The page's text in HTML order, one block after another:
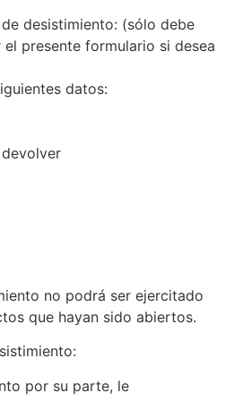
desistimiento: (sólo debe
presente formulario si desea
datos:
no podrá ser ejercitado
que hayan sido abiertos.
por su parte, le